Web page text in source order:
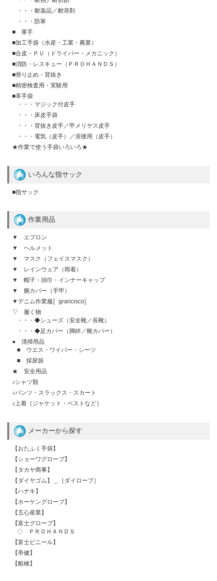
・・・耐薬品／耐溶剤
・・・防寒
■ 軍手
■加工手袋（水産・工業・農業）
■合皮・ＰＵ（ドライバー・メカニック）
■消防・レスキュー（ＰＲＯＨＡＮＤＳ）
■滑り止め・背抜き
■精密検査用・実験用
■革手袋
・・・マジック付皮手
・・・床皮手袋
・・・背抜き皮手／甲メリヤス皮手
・・・電気（皮手）／溶接用（皮手）
★作業で使う手袋いろいろ★
いろんな指サック
■指サック
作業用品
▼ エプロン
▼ ヘルメット
▼ マスク（フェイスマスク）
▼ レインウェア（雨着）
▼ 帽子・頭巾・インナーキャップ
▼ 腕カバー（手甲）
▼デニム作業服〚grancisco〛
▽ 履く物
・・・◆シューズ（安全靴／長靴）
・・・◆足カバー（脚絆／靴カバー）
● 清掃用品
■ ウエス・ワイパー・シーツ
■ 採尿袋
★ 安全用品
♪シャツ類
♪パンツ・スラックス・スカート
♪上着［ジャケット・ベストなど］
メーカーから探す
【おたふく手袋】
【ショーワグローブ】
【タカヤ商事】
【ダイヤゴム】＿［ダイローブ］
【ハナキ】
【ホーケングローブ】
【五心産業】
【富士グローブ】
◇ ＰＲＯＨＡＮＤＳ
【富士ビニール】
【帝健】
【船橋】